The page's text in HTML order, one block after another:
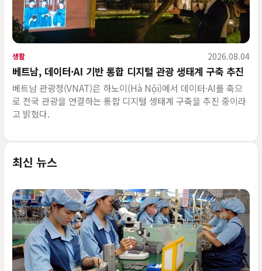
생활 2026.08.04
베트남, 데이터·AI 기반 통합 디지털 관광 생태계 구축 추진
베트남 관광청(VNAT)은 하노이(Hà Nội)에서 데이터·AI를 축으
로 전국 관광을 연결하는 통합 디지털 생태계 구축을 추진 중이라
고 밝혔다.
최신 뉴스